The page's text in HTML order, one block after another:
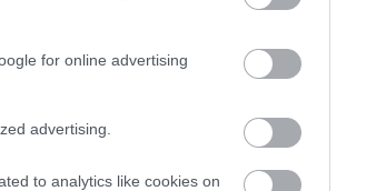
for online advertising
advertising.
to analytics like cookies on